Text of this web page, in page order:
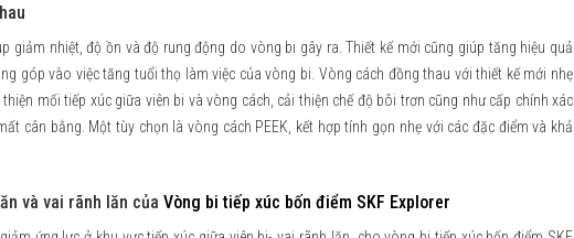
giảm nhiệt, độ ồn và độ rung động do vòng bi gây ra. Thiết kế mới cũng giúp tăng hiệu quả
góp vào việc tăng tuổi thọ làm việc của vòng bi. Vòng cách đồng thau với thiết kế mới nhẹ
mối tiếp xúc giữa viên bi và vòng cách, cải thiện chế độ bôi trơn cũng như cấp chính xác
cân bằng. Một tùy chọn là vòng cách PEEK, kết hợp tính gọn nhẹ với các đặc điểm và khả
và vai rãnh lăn của Vòng bi tiếp xúc bốn điểm SKF Explorer